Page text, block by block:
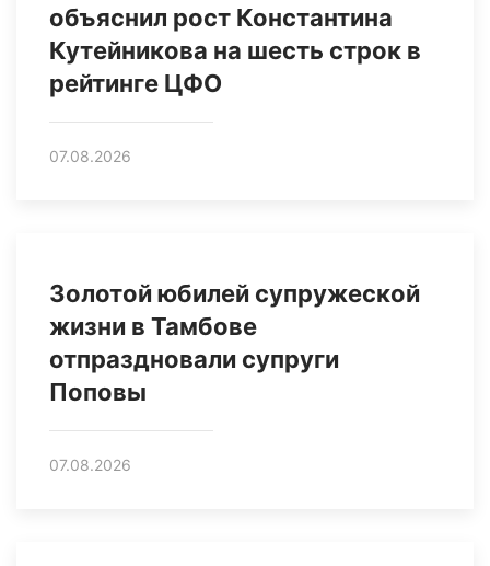
объяснил рост Константина
Кутейникова на шесть строк в
рейтинге ЦФО
07.08.2026
Золотой юбилей супружеской
жизни в Тамбове
отпраздновали супруги
Поповы
07.08.2026